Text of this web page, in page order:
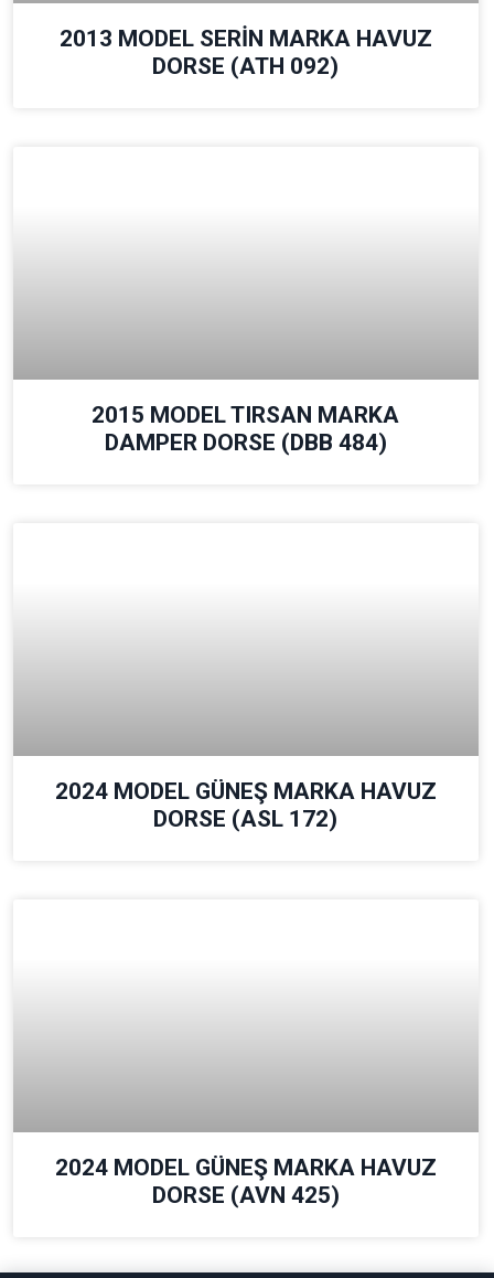
2013 MODEL SERİN MARKA HAVUZ
DORSE (ATH 092)
2015 MODEL TIRSAN MARKA
DAMPER DORSE (DBB 484)
2024 MODEL GÜNEŞ MARKA HAVUZ
DORSE (ASL 172)
2024 MODEL GÜNEŞ MARKA HAVUZ
DORSE (AVN 425)